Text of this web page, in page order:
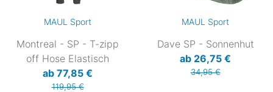
MAUL Sport
Montreal - SP - T-zipp
off Hose Elastisch
ab 77,85 €
119,95 €
MAUL Sport
Dave SP - Sonnenhut
ab 26,75 €
34,95 €